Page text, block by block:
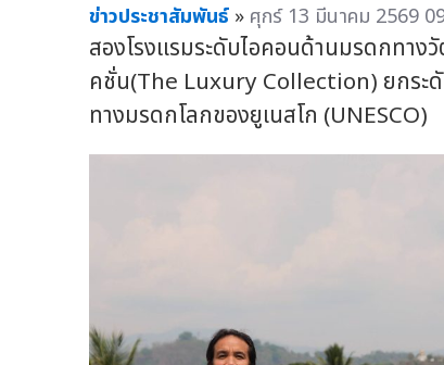
ข่าวประชาสัมพันธ์ » ศุกร์ 13 มีนาคม 2569
สองโรงแรมระดับไอคอนด้านมรดกทาง
คชั่น(The Luxury Collection) ยกระ
ทางมรดกโลกของยูเนสโก (UNESCO)